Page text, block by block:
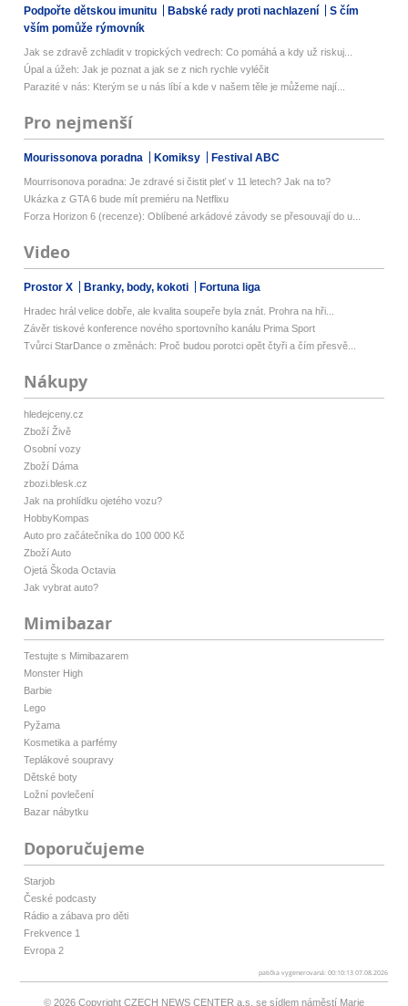
Podpořte dětskou imunitu Babské rady proti nachlazení
S čím
vším pomůže rýmovník
Jak se zdravě zchladit v tropických vedrech: Co pomáhá a kdy už riskuj...
Úpal a úžeh: Jak je poznat a jak se z nich rychle vyléčit
Parazité v nás: Kterým se u nás líbí a kde v našem těle je můžeme nají...
Pro nejmenší
Mourissonova poradna Komiksy Festival ABC
Mourrisonova poradna: Je zdravé si čistit pleť v 11 letech? Jak na to?
Ukázka z GTA 6 bude mít premiéru na Netflixu
Forza Horizon 6 (recenze): Oblíbené arkádové závody se přesouvají do u...
Video
Prostor X Branky, body, kokoti Fortuna liga
Hradec hrál velice dobře, ale kvalita soupeře byla znát. Prohra na hři...
Závěr tiskové konference nového sportovního kanálu Prima Sport
Tvůrci StarDance o změnách: Proč budou porotci opět čtyři a čím přesvě...
Nákupy
hledejceny.cz
Zboží Živě
Osobní vozy
Zboží Dáma
zbozi.blesk.cz
Jak na prohlídku ojetého vozu?
HobbyKompas
Auto pro začátečníka do 100 000 Kč
Zboží Auto
Ojetá Škoda Octavia
Jak vybrat auto?
Mimibazar
Testujte s Mimibazarem
Monster High
Barbie
Lego
Pyžama
Kosmetika a parfémy
Teplákové soupravy
Dětské boty
Ložní povlečení
Bazar nábytku
Doporučujeme
Starjob
České podcasty
Rádio a zábava pro děti
Frekvence 1
Evropa 2
patička vygenerovaná: 00:10:13 07.08.2026
© 2026 Copyright CZECH NEWS CENTER a.s. se sídlem náměstí Marie